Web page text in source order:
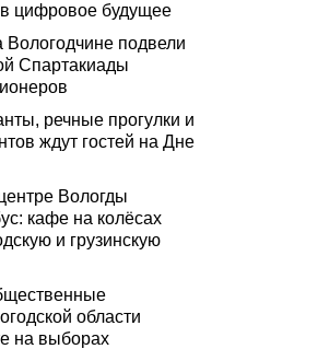
цифровое будущее
Вологодчине подвели
Спартакиады
речные прогулки и
ждут гостей на Дне
Вологды
кафе на колёсах
и грузинскую
области
на выборах